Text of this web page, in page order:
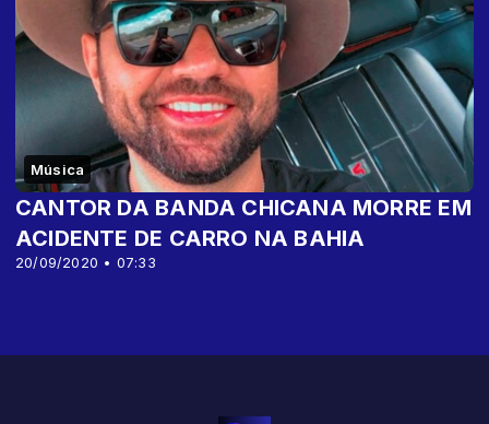
Música
20/09/2020 • 07:33
CANTOR DA BANDA CHICANA MORRE EM
ACIDENTE DE CARRO NA BAHIA